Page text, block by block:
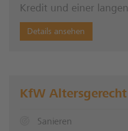
Kredit und einer
Details ansehen
KfW
Sanieren